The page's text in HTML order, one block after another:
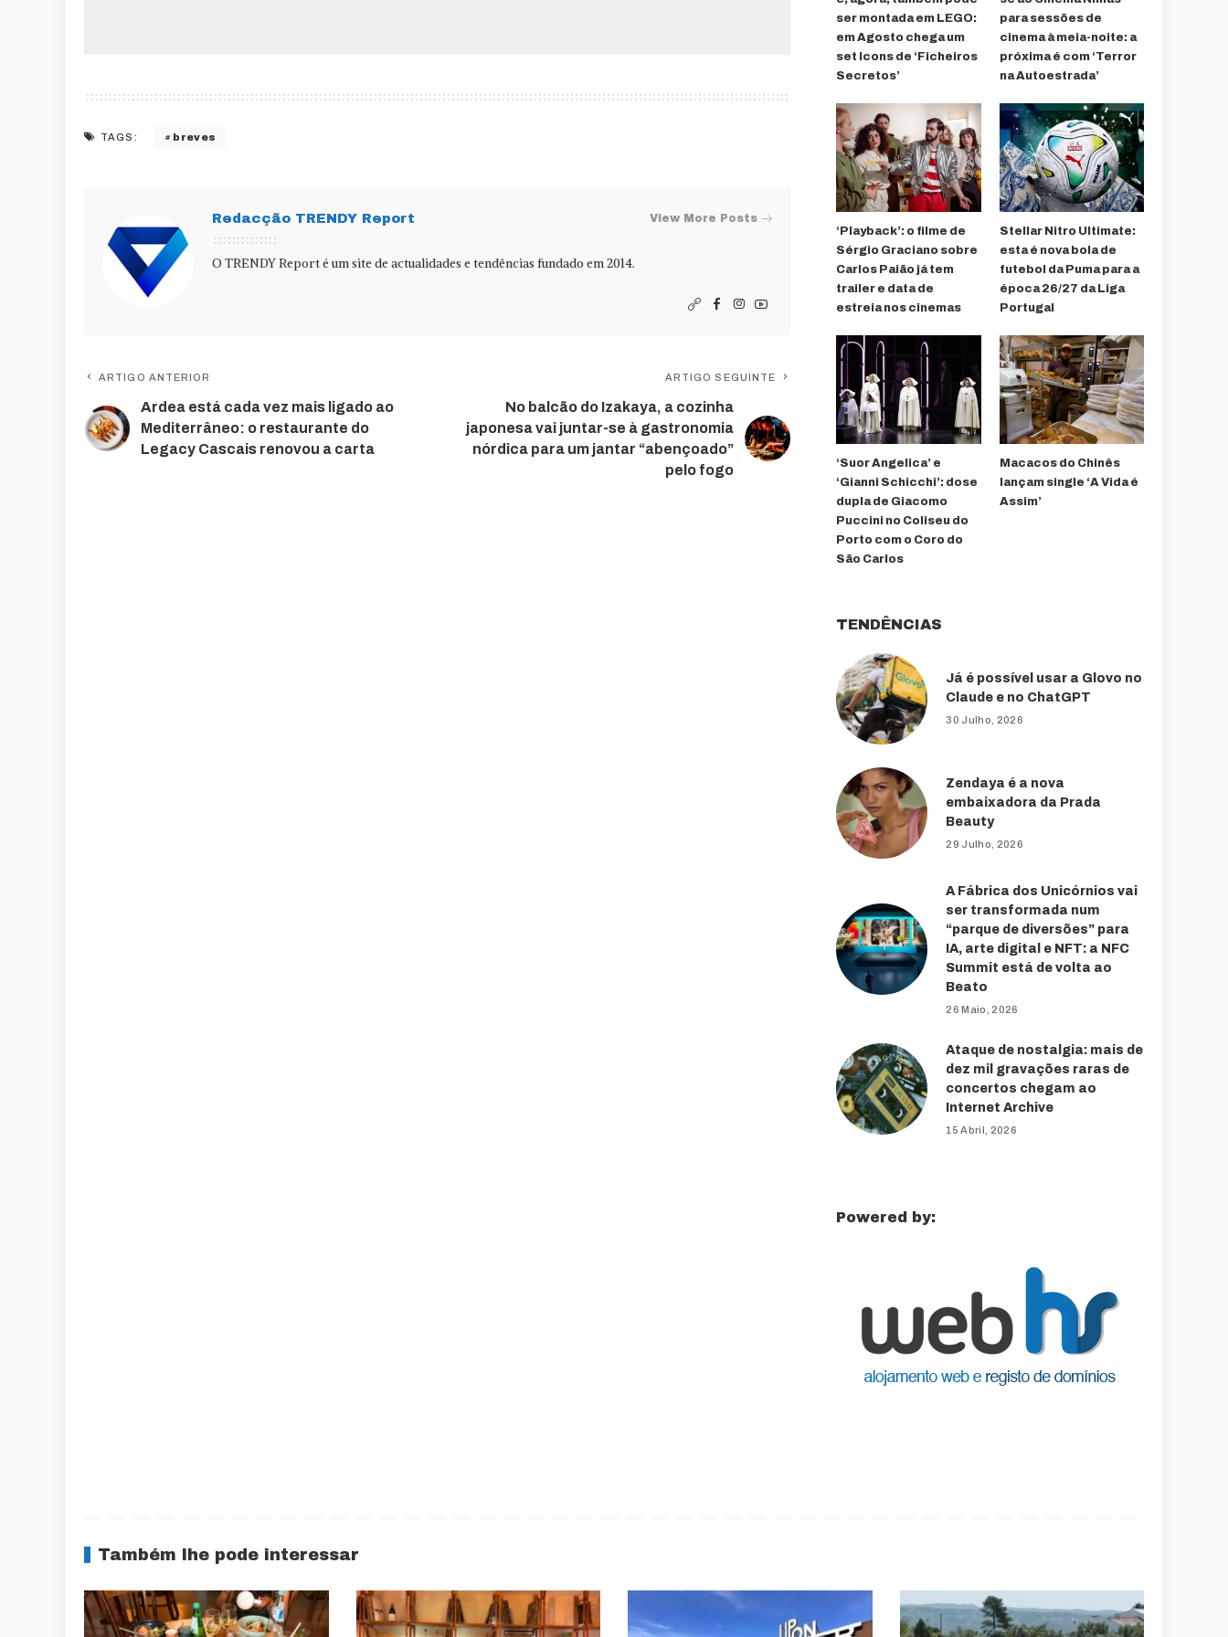
TAGS: breves
Redacção TRENDY Report View More Posts
O TRENDY Report é um site de actualidades e tendências fundado em 2014.
ARTIGO ANTERIOR
Ardea está cada vez mais ligado ao
Mediterrâneo: o restaurante do
Legacy Cascais renovou a carta
ARTIGO SEGUINTE
No balcão do Izakaya, a cozinha
japonesa vai juntar-se à gastronomia
nórdica para um jantar “abençoado”
pelo fogo
ser montada em LEGO:
em Agosto chega um
set Icons de ‘Ficheiros
Secretos’
para sessões de
cinema à meia-noite: a
próxima é com ‘Terror
na Autoestrada’
‘Playback’: o filme de
Sérgio Graciano sobre
Carlos Paião já tem
trailer e data de
estreia nos cinemas
Stellar Nitro Ultimate:
esta é nova bola de
futebol da Puma para a
época 26/27 da Liga
Portugal
‘Suor Angelica’ e
‘Gianni Schicchi’: dose
dupla de Giacomo
Puccini no Coliseu do
Porto com o Coro do
São Carlos
Macacos do Chinês
lançam single ‘A Vida é
Assim’
TENDÊNCIAS
Já é possível usar a Glovo no
Claude e no ChatGPT
30 Julho, 2026
Zendaya é a nova
embaixadora da Prada
Beauty
29 Julho, 2026
A Fábrica dos Unicórnios vai
ser transformada num
“parque de diversões” para
IA, arte digital e NFT: a NFC
Summit está de volta ao
Beato
26 Maio, 2026
Ataque de nostalgia: mais de
dez mil gravações raras de
concertos chegam ao
Internet Archive
15 Abril, 2026
Powered by:
Também lhe pode interessar